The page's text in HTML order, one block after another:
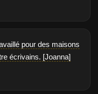
pour des maisons
écrivains. [Joanna]